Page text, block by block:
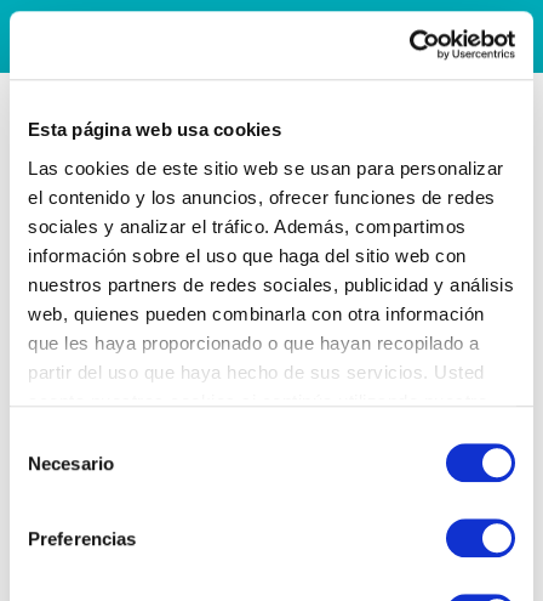
Esta página web usa cookies
Las cookies de este sitio web se usan para personalizar
el contenido y los anuncios, ofrecer funciones de redes
sociales y analizar el tráfico. Además, compartimos
información sobre el uso que haga del sitio web con
nuestros partners de redes sociales, publicidad y análisis
web, quienes pueden combinarla con otra información
que les haya proporcionado o que hayan recopilado a
partir del uso que haya hecho de sus servicios. Usted
Necesario
Preferencias